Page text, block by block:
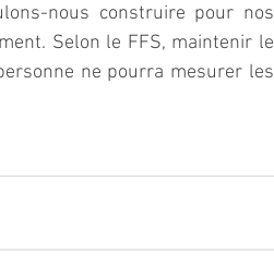
nous construire pour nos
Selon le FFS, maintenir le
ne pourra mesurer les